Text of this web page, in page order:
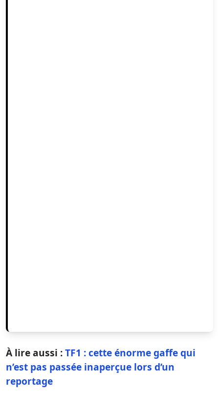
À lire aussi :TF1 : cette énorme gaffe qui
n’est pas passée inaperçue lors d’un
reportage